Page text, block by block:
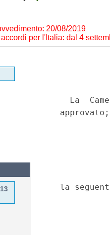
20/08/2019
per l'Italia: dal 4